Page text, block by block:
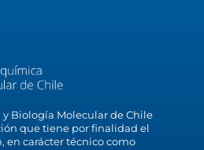
Biología Molecular de Chile
que tiene por finalidad el
en carácter técnico como